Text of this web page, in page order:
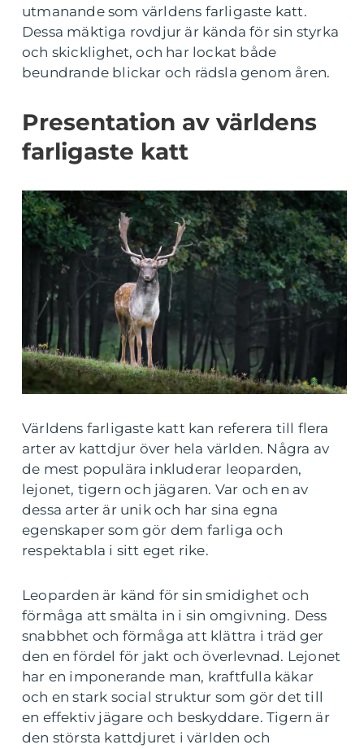
utmanande som världens farligaste katt.
Dessa mäktiga rovdjur är kända för sin styrka
och skicklighet, och har lockat både
beundrande blickar och rädsla genom åren.
Presentation av världens
farligaste katt
Världens farligaste katt kan referera till flera
arter av kattdjur över hela världen. Några av
de mest populära inkluderar leoparden,
lejonet, tigern och jägaren. Var och en av
dessa arter är unik och har sina egna
egenskaper som gör dem farliga och
respektabla i sitt eget rike.
Leoparden är känd för sin smidighet och
förmåga att smälta in i sin omgivning. Dess
snabbhet och förmåga att klättra i träd ger
den en fördel för jakt och överlevnad. Lejonet
har en imponerande man, kraftfulla käkar
och en stark social struktur som gör det till
en effektiv jägare och beskyddare. Tigern är
den största kattdjuret i världen och